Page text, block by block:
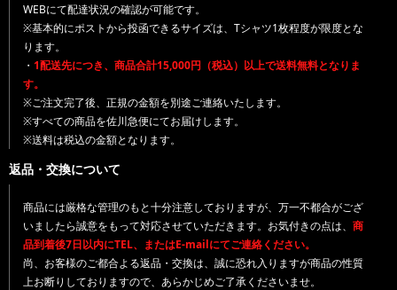
WEBにて配達状況の確認が可能です。
※基本的にポストから投函できるサイズは、Tシャツ1枚程度が限度とな
ります。
・ 1配送先につき、商品合計15,000円（税込）以上で送料無料となりま
す。
※ご注文完了後、正規の金額を別途ご連絡いたします。
※すべての商品を佐川急便にてお届けします。
※送料は税込の金額となります。
返品・交換について
商品には厳格な管理のもと十分注意しておりますが、万一不都合がござ
いましたら誠意をもって対応させていただきます。お気付きの点は、 商
品到着後7日以内にTEL、またはE-mailにてご連絡ください。
尚、お客様のご都合よる返品・交換は、誠に恐れ入りますが商品の性質
上お断りしておりますので、あらかじめご了承くださいませ。